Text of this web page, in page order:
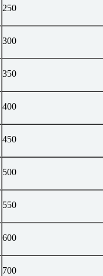
250
300
350
400
450
500
550
600
700